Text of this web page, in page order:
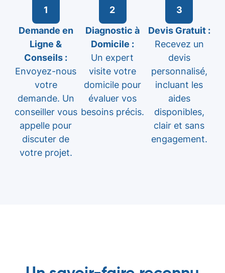
1
Demande en
Ligne &
Conseils :
Envoyez-nous
votre
demande. Un
conseiller vous
appelle pour
discuter de
votre projet.
2
Diagnostic à
Domicile :
Un expert
visite votre
domicile pour
évaluer vos
besoins précis.
3
Devis Gratuit :
Recevez un
devis
personnalisé,
incluant les
aides
disponibles,
clair et sans
engagement.